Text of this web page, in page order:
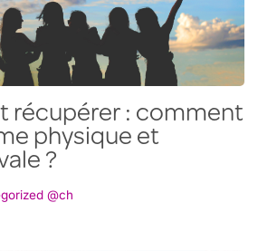
récupérer : comment
physique et
?
@ch